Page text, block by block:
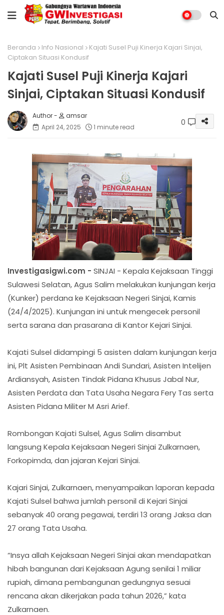
Beranda Info Nasional
Kajati Susel Puji Kinerja Kajari Sinjai,
Ciptakan Situasi Kondusif
Kajati Susel Puji Kinerja Kajari
Sinjai, Ciptakan Situasi Kondusif
amsar
April 24, 2025
1 minute read 0
Investigasigwi.com - SINJAI - Kepala Kejaksaan Tinggi
Sulawesi Selatan, Agus Salim melakukan kunjungan kerja
(Kunker) perdana ke Kejaksaan Negeri Sinjai, Kamis
(24/4/2025). Kunjungan ini untuk mengecek personil
serta sarana dan prasarana di Kantor Kejari Sinjai.
Kajati Sulsel didampingi 5 asisten dalam kunjungan kerja
ini, Plt Asisten Pembinaan Andi Sundari, Asisten Intelijen
Ardiansyah, Asisten Tindak Pidana Khusus Jabal Nur,
Asisten Perdata dan Tata Usaha Negara Fery Tas serta
Asisten Pidana Militer M Asri Arief.
Rombongan Kajati Sulsel, Agus Salim disambut
langsung Kepala Kejaksaan Negeri Sinjai Zulkarnaen,
Forkopimda, dan jajaran Kejari Sinjai.
Kajari Sinjai, Zulkarnaen, menyampaikan laporan kepada
Kajati Sulsel bahwa jumlah personil di Kejari Sinjai
sebanyak 40 orang pegawai, terdiri 13 orang Jaksa dan
27 orang Tata Usaha.
“Insya allah Kejaksaan Negeri Sinjai akan mendapatkan
hibah bangunan dari Kejaksaan Agung senilai 1 miliar
rupiah, dimana pembangunan gedungnya sesuai
rencana akan dikerjakan pada tahun 2026,” kata
Zulkarnaen.